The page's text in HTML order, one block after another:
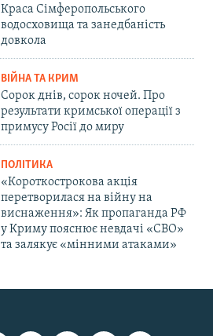
Краса Сімферопольського
водосховища та занедбаність
довкола
ВІЙНА ТА КРИМ
Сорок днів, сорок ночей. Про
результати кримської операції з
примусу Росії до миру
ПОЛІТИКА
«Короткострокова акція
перетворилася на війну на
виснаження»: Як пропаганда РФ
у Криму пояснює невдачі «СВО»
та залякує «мінними атаками»